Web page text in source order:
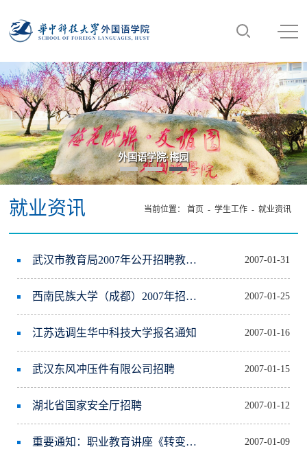
外国语学院·梅园
就业资讯 当前位置： 首页 - 学生工作- 就业资讯
武汉市教育局2007年公开招聘教师600名 2007-01-31
西南民族大学（成都）2007年招聘英语硕士 2007-01-25
江苏选调生华中科技大学报名通知 2007-01-16
武汉东风冲压件有限公司招聘 2007-01-15
湖北省国家安全厅招聘 2007-01-12
重要通知：职业教育讲座《转变观念，提升能力》 2007-01-09